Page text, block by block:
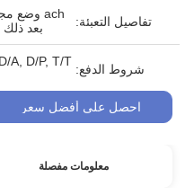
تفاصيل التعبئة:
بعد
شروط الدفع:
احصل على أفضل سعر
معلومات مفصلة